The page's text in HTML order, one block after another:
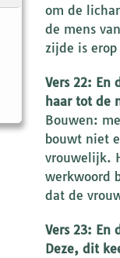
om de
de mens
zijde is
Vers 22: En
haar tot de
Bouwen:
bouwt niet
vrouwelijk.
werkwoord
dat de
Vers 23: En
Deze,